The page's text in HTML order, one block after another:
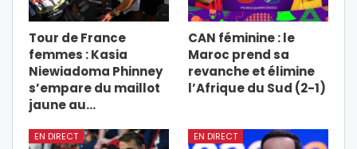
Tour de France
femmes : Kasia
Niewiadoma Phinney
s’empare du maillot
jaune au…
CAN féminine : le
Maroc prend sa
revanche et élimine
l’Afrique du Sud (2-1)
EN DIRECT EN DIRECT